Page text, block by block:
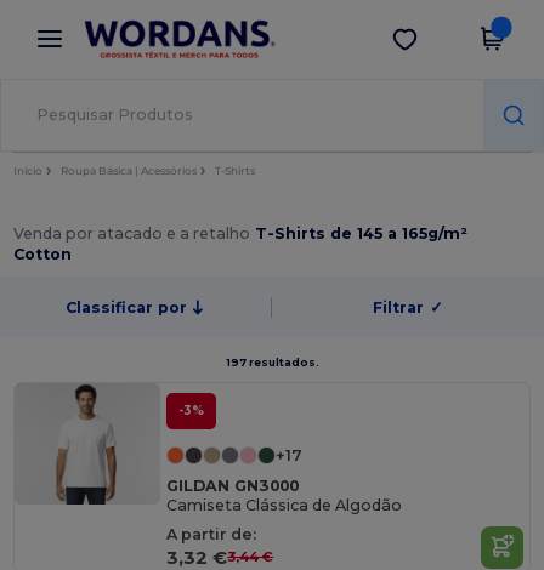
× App Wordans
Melhores preços na app!
Obter app
Início Roupa Básica | Acessórios T-Shirts
Venda por atacado e a retalho T-Shirts de 145 a 165g/m²
Cotton
Classificar por Filtrar ✓
197 resultados.
-3%
+17
GILDAN GN3000
Camiseta Clássica de Algodão
A partir de:
3,32 €3,44 €